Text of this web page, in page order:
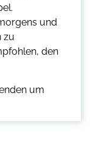
und
zu
den
um